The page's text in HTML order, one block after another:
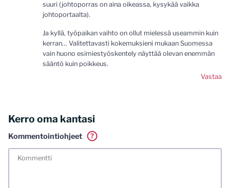
suuri (johtoporras on aina oikeassa, kysykää vaikka
johtoportaalta).
Ja kyllä, työpaikan vaihto on ollut mielessä useammin kuin
kerran… Valitettavasti kokemuksieni mukaan Suomessa
vain huono esimiestyöskentely näyttää olevan enemmän
sääntö kuin poikkeus.
Vastaa
Kerro oma kantasi
Kommentointiohjeet
?
meiliosoitteen. Minua ja mielipiteitäni saa ilman muuta